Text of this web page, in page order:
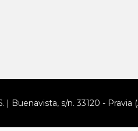
| Buenavista, s/n. 33120 - Pravia